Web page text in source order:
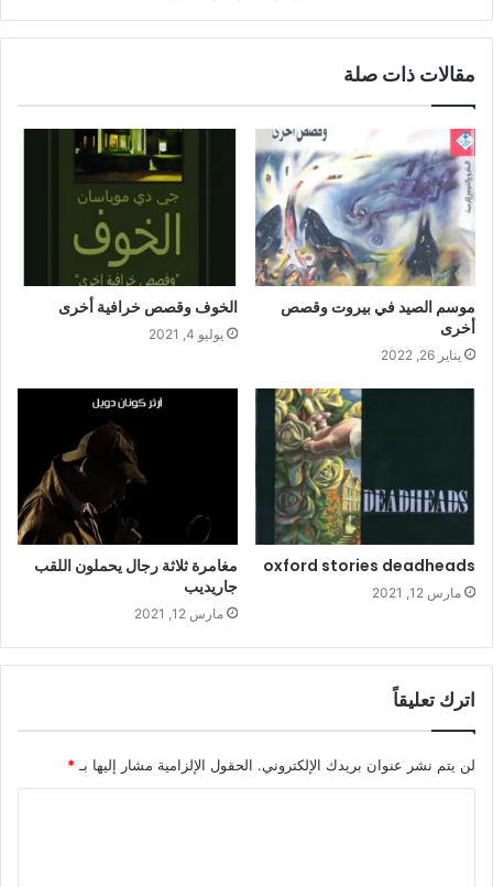
مقالات ذات صلة
موسم الصيد في بيروت وقصص
أخرى
يناير 26, 2022
الخوف وقصص خرافية أخرى
يوليو 4, 2021
oxford stories deadheads
مارس 12, 2021
مغامرة ثلاثة رجال يحملون اللقب
جاريديب
مارس 12, 2021
اترك تعليقاً
لن يتم نشر عنوان بريدك الإلكتروني. الحقول الإلزامية مشار إليها بـ *